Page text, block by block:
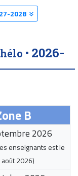
2028
• 2026-
B
2026
enseignants est le
2026)